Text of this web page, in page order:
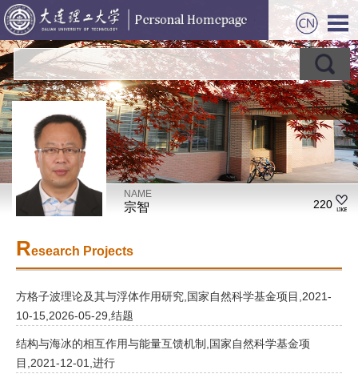
NAME
宗智 220
Research Projects
方格子波理论及其与浮体作用研究,国家自然科学基金项目,2021-
10-15,2026-05-29,结题
结构与海冰的相互作用与能量互馈机制,国家自然科学基金项
目,2021-12-01,进行